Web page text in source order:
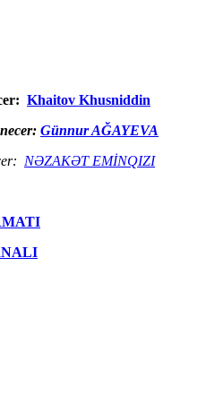
Khaitov Khusniddin
Günnur AĞAYEVA
NƏZAKƏT EMİNQIZI